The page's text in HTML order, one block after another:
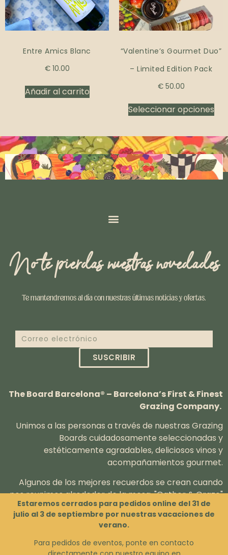
Estaremos cerrados para pedidos online del 31 de
julio al 3 de septiembre por nuestras vacaciones de
verano.
Para pedidos de eventos, ponte en contacto
Entre Amics Blanc
€10.00
Añadir al carrito
“Valentine’s Gourmet Duo”
– Limited Edition Pack
€50.00
Seleccionar opciones
No te pierdas nuestras novedades
Te mantendremos al día con nuestras últimas noticias y ofertas.
SUSCRIBIR
The Board Barcelona® – Barcelona’s First & Finest
Grazing Company.
Unimos a las personas a través de nuestras Grazing
Boards cuidadosamente seleccionadas y
estéticamente agradables, deliciosos vinos y
acompañamientos gourmet.
Algunos de los mejores recuerdos se crean cuando
nos reunimos alrededor de la mesa."Gather & Graze"
(reúnete y picotea) con nosotros.